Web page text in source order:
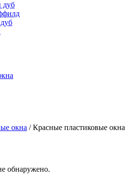
дуб
окна /Красные пластиковые окна
обнаружено.